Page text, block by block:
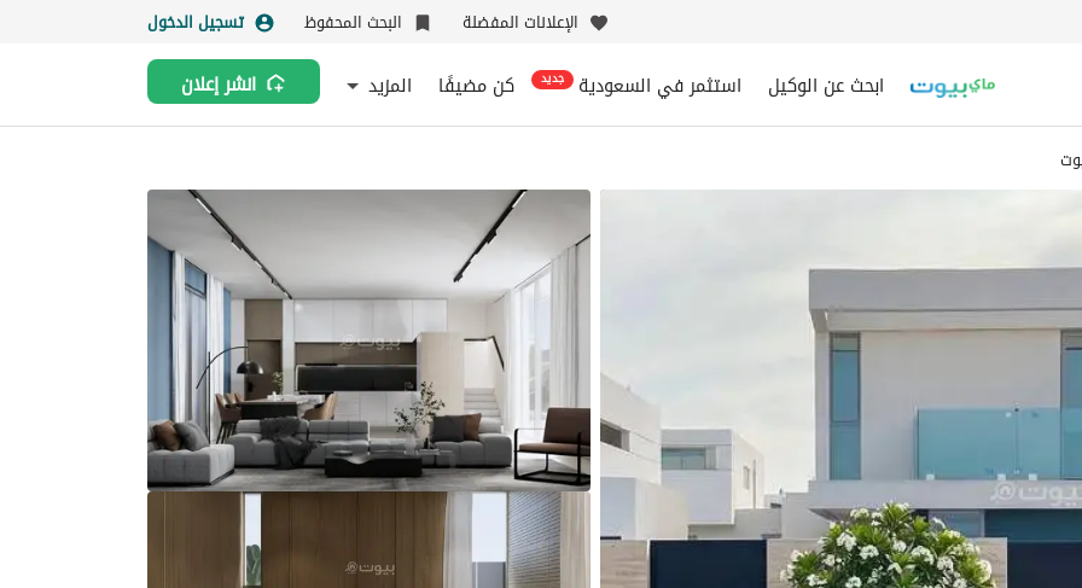
الإعلانات المفضلة البحث المحفوظ تسجيل الدخول
ابحث عن الوكيل استثمر في السعودية جديد كن مضيفًا المزيد انشر إعلان